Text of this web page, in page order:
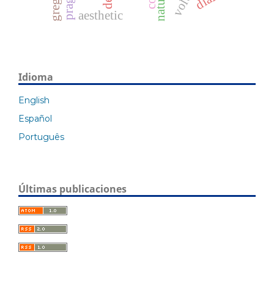
aesthetic
Idioma
English
Español
Português
Últimas publicaciones